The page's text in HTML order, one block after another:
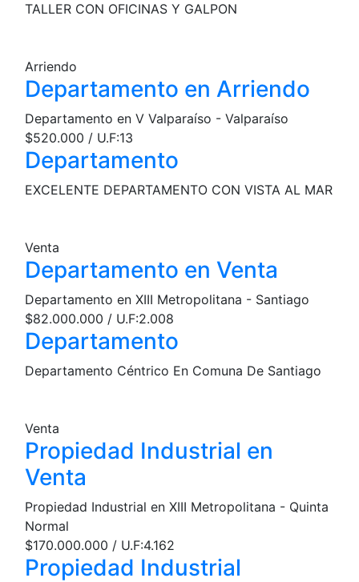
TALLER CON OFICINAS Y GALPON
Arriendo
Departamento en Arriendo
Departamento en V Valparaíso - Valparaíso
$520.000 / U.F:13
Departamento
EXCELENTE DEPARTAMENTO CON VISTA AL MAR
Venta
Departamento en Venta
Departamento en XIII Metropolitana - Santiago
$82.000.000 / U.F:2.008
Departamento
Departamento Céntrico En Comuna De Santiago
Venta
Propiedad Industrial en
Venta
Propiedad Industrial en XIII Metropolitana - Quinta
Normal
$170.000.000 / U.F:4.162
Propiedad Industrial